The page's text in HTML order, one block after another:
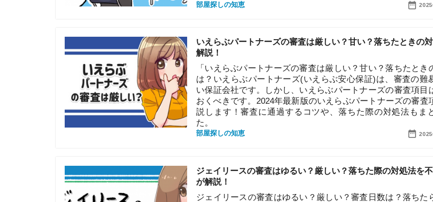
2025年06月20日
部屋探しの知恵
「いえらぶパートナーズの審査は厳しい？甘い？落ちたときの対処法
おくべきです。2024年最新版のいえらぶパートナーズの審査項目を解
説します！審査に通過するコツや、落ちた際の対処法もまとめまし
た。
2025年06月20日
部屋探しの知恵
ジェイリースの審査はゆるい？厳しい？落ちた際の対処法を不動産屋
が解説！
ジェイリースの審査はゆるい？厳しい？審査日数は？落ちたらどうす
れば良い？ジェイリース株式会社は、全国に計38店舗を構える大手の